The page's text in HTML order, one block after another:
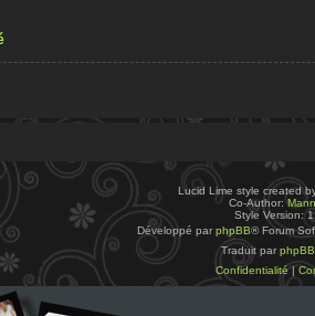
Lucid Lime style created
Co-Author:
Style Version:
Développé par phpBB® Forum
Traduit par
Confidentialité|